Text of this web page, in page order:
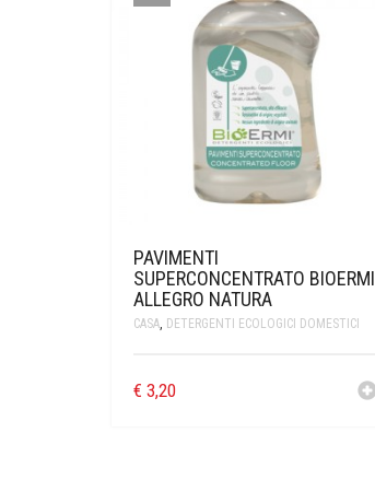
PAVIMENTI
SUPERCONCENTRATO BIOERMI
ALLEGRO NATURA
CASA DETERGENTI ECOLOGICI DOMESTICI
€ 3,20